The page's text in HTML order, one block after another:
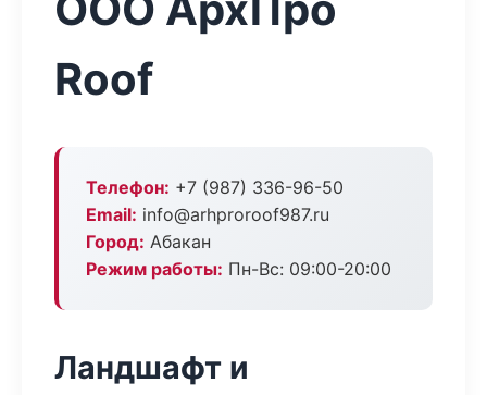
Roof
Телефон: +7 (987) 336-96-50
Email: info@arhproroof987.ru
Город: Абакан
Режим работы: Пн-Вс: 09:00-20:00
Ландшафт и